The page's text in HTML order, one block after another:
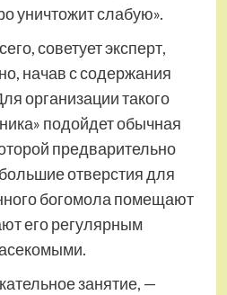
уничтожит слабую».
советует эксперт,
начав с содержания
организации такого
подойдет обычная
предварительно
отверстия для
богомола помещают
его регулярным
занятие, —